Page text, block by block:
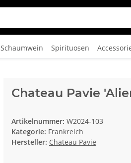
Schaumwein Spirituosen
Chateau Pavie
Artikelnummer: W2024-103
Kategorie: Frankreich
Hersteller: Chateau Pavie